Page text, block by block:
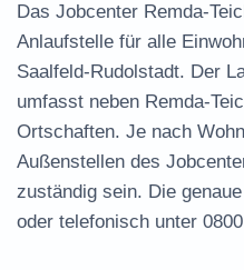
Das Jobcenter Remda-
Anlaufstelle für alle
Saalfeld-Rudolstadt. Der
umfasst neben Remda-
Ortschaften. Je nach
Außenstellen des
zuständig sein. Die
oder telefonisch unter